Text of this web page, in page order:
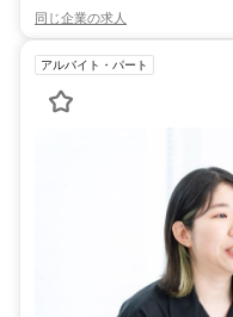
同じ企業の求人
アルバイト・パート